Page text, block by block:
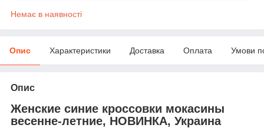
Немає в наявності
Опис Характеристики Доставка Оплата Умови
Опис
Женские синие кроссовки мокасины
весенне-летние, НОВИНКА, Украина